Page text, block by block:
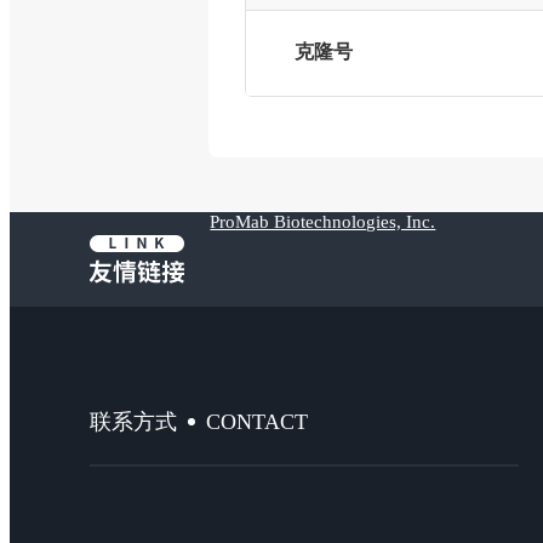
克隆号
ProMab Biotechnologies, Inc.
联系方式 CONTACT